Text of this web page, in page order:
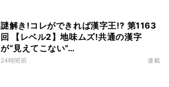
謎解き!コレができれば漢字王!? 第1163
回 【レベル2】地味ムズ!共通の漢字
が“見えてこない”…
24時間前 連載